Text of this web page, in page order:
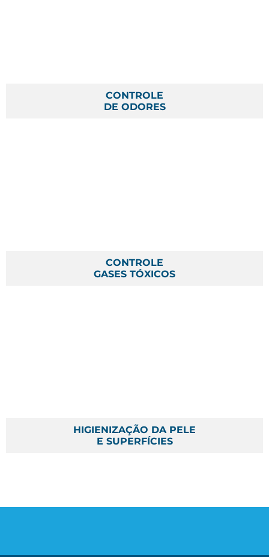
CONTROLE
DE ODORES
CONTROLE
GASES TÓXICOS
HIGIENIZAÇÃO DA PELE
E SUPERFÍCIES